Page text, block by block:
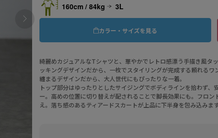
160cm / 84kg 3L
カラー・サイズを見る
綺麗めカジュアルなTシャツと、華やかでレトロ感漂う手描き風タ
ッキングデザインだから、一枚でスタイリングが完成する頼れる
纏まるデザインだから、大人世代にもぴったりな一着。
トップ部分はゆったりとしたサイジングでボディラインを拾わず
ー。高めの位置に切り替えが配されることで脚長効果にも。フロ
え。落ち感のあるティアードスカートが上品に下半身を包み込みます